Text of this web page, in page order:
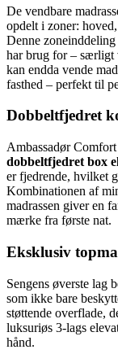
De vendbare
opdelt i zoner:
Denne
har brug for – særligt
kan endda vende
fasthed – perfekt til
Dobbeltfjedret
Ambassadør
dobbeltfjedret box
er fjedrende, hvilket
Kombinationen af
madrassen giver en
mærke fra første nat.
Eksklusiv
Sengens øverste lag
som ikke bare
støttende overflade,
luksuriøs 3-lags
hånd.